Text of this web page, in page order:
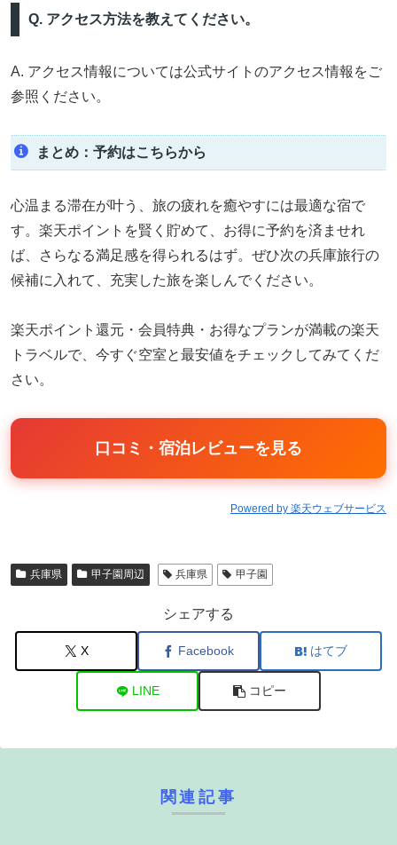
Q. アクセス方法を教えてください。
A. アクセス情報については公式サイトのアクセス情報をご
参照ください。
まとめ：予約はこちらから
心温まる滞在が叶う、旅の疲れを癒やすには最適な宿で
す。楽天ポイントを賢く貯めて、お得に予約を済ませれ
ば、さらなる満足感を得られるはず。ぜひ次の兵庫旅行の
候補に入れて、充実した旅を楽しんでください。
楽天ポイント還元・会員特典・お得なプランが満載の楽天
トラベルで、今すぐ空室と最安値をチェックしてみてくだ
さい。
口コミ・宿泊レビューを見る
Powered by 楽天ウェブサービス
兵庫県 甲子園周辺 兵庫県 甲子園
シェアする
X Facebook はてブ
LINE コピー
関連記事